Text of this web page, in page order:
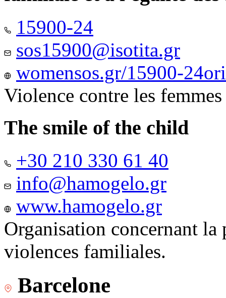
15900-24
sos15900@isotita.gr
womensos.gr/15900-
Violence contre les femmes
The smile of the child
+30 210 330 61 40
info@hamogelo.gr
www.hamogelo.gr
Organisation concernant
violences familiales.
Barcelone